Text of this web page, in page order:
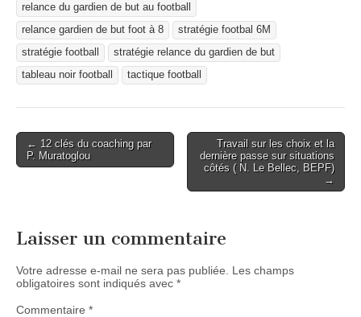
relance du gardien de but au football
relance gardien de but foot à 8
stratégie footbal 6M
stratégie football
stratégie relance du gardien de but
tableau noir football
tactique football
Post
navigation
← 12 clés du coaching par
P. Muratoglou
Travail sur les choix et la
dernière passe sur situations
côtés ( N. Le Bellec, BEPF)
→
Laisser un commentaire
Votre adresse e-mail ne sera pas publiée.
Les champs
obligatoires sont indiqués avec *
Commentaire *